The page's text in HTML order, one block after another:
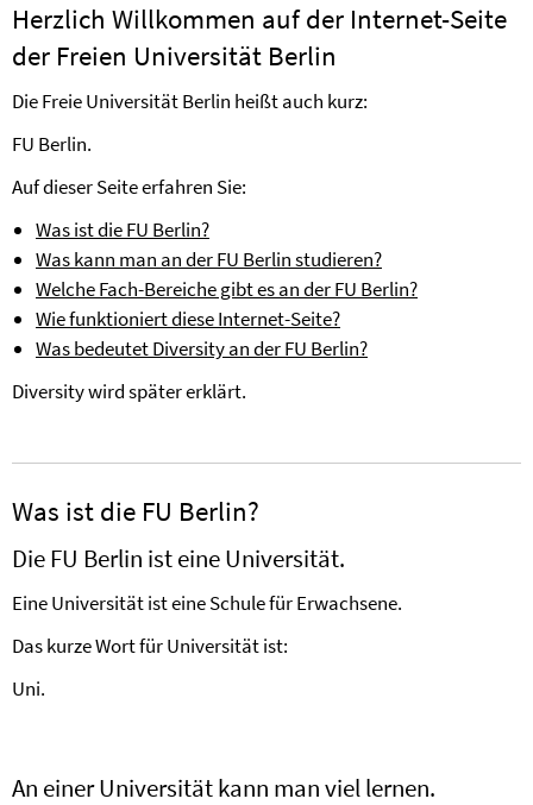
Herzlich Willkommen auf der Internet-Seite
der Freien Universität Berlin
Die Freie Universität Berlin heißt auch kurz:
FU Berlin.
Auf dieser Seite erfahren Sie:
Was ist die FU Berlin?
Was kann man an der FU Berlin studieren?
Welche Fach-Bereiche gibt es an der FU Berlin?
Wie funktioniert diese Internet-Seite?
Was bedeutet Diversity an der FU Berlin?
Diversity wird später erklärt.
Was ist die FU Berlin?
Die FU Berlin ist eine Universität.
Eine Universität ist eine Schule für Erwachsene.
Das kurze Wort für Universität ist:
Uni.
An einer Universität kann man viel lernen.